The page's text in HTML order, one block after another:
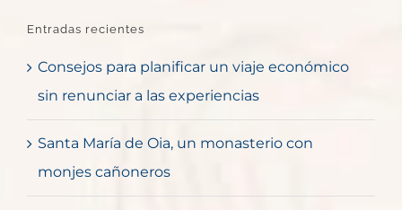
Entradas recientes
Consejos para planificar un viaje económico
sin renunciar a las experiencias
Santa María de Oia, un monasterio con
monjes cañoneros